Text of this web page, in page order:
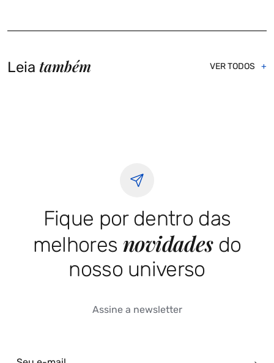
Leia também VER TODOS
Fique por dentro das
melhores novidadesdo
nosso universo
Assine a newsletter